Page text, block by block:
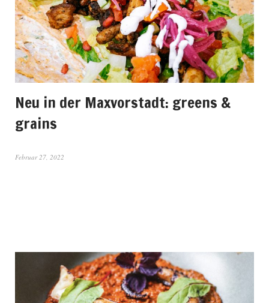
Neu in der Maxvorstadt: greens &
grains
Februar 27, 2022